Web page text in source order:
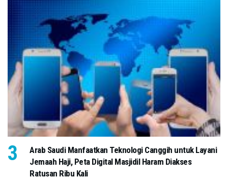
Arab Saudi Manfaatkan Teknologi Canggih untuk Layani
Jemaah Haji, Peta Digital Masjidil Haram Diakses
Ratusan Ribu Kali